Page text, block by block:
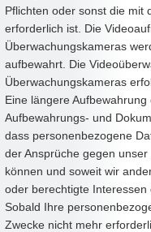
Pflichten oder sonst die mit
erforderlich ist. Die
Überwachungskameras
aufbewahrt. Die
Überwachungskameras
Eine längere
Aufbewahrungs- und
dass personenbezogene
der Ansprüche gegen
können und soweit wir
oder berechtigte Interessen
Sobald Ihre
Zwecke nicht mehr